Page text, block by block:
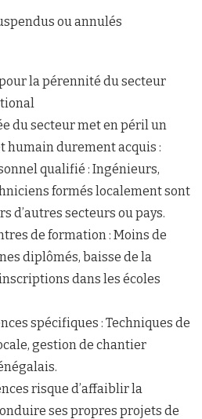
ou annulés
la pérennité du secteur
du secteur met en péril un
humain durement acquis :
qualifié : Ingénieurs,
formés localement sont
d’autres secteurs ou pays.
de formation : Moins de
diplômés, baisse de la
dans les écoles
spécifiques : Techniques de
gestion de chantier
risque d’affaiblir la
ses propres projets de